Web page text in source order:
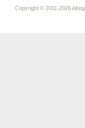
Copyright © 2011-2026